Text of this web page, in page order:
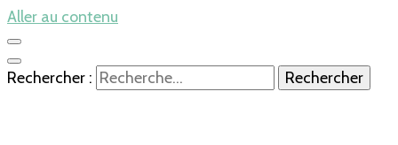
Aller au contenu
Rechercher :